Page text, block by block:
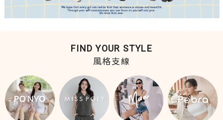
FIND YOUR STYLE
風格支線